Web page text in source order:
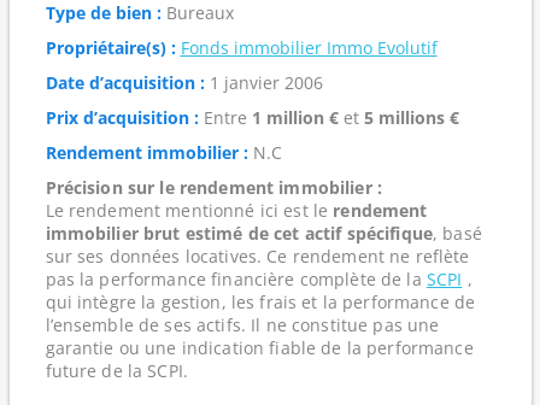
Type de bien :Bureaux
Propriétaire(s) : Fonds immobilier Immo Evolutif
Date d’acquisition :1 janvier 2006
Prix d’acquisition :Entre 1 million €et 5 millions €
Rendement immobilier :N.C
Précision sur le rendement immobilier :
Le rendement mentionné ici est le rendement
immobilier brut estimé de cet actif spécifique, basé
sur ses données locatives. Ce rendement ne reflète
pas la performance financière complète de la SCPI ,
qui intègre la gestion, les frais et la performance de
l’ensemble de ses actifs. Il ne constitue pas une
garantie ou une indication fiable de la performance
future de la SCPI.